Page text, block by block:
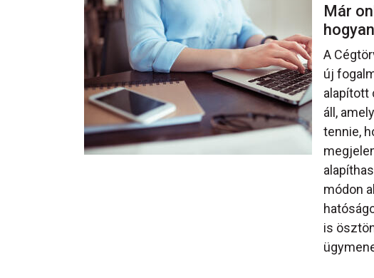
Már
A
új
alapított
áll,
tennie,
módon
is